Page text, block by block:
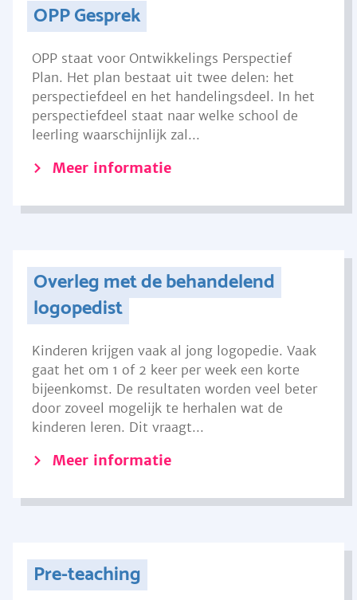
OPP Gesprek
OPP staat voor Ontwikkelings Perspectief
Plan. Het plan bestaat uit twee delen: het
perspectiefdeel en het handelingsdeel. In het
perspectiefdeel staat naar welke school de
leerling waarschijnlijk zal...
Meer informatie
Overleg met de behandelend
logopedist
Kinderen krijgen vaak al jong logopedie. Vaak
gaat het om 1 of 2 keer per week een korte
bijeenkomst. De resultaten worden veel beter
door zoveel mogelijk te herhalen wat de
kinderen leren. Dit vraagt...
Meer informatie
Pre-teaching